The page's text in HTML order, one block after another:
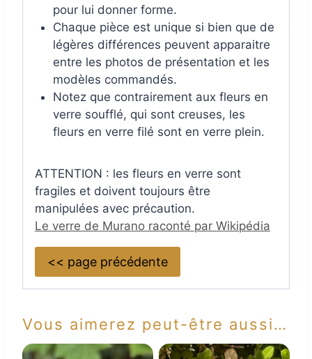
pour lui donner forme.
Chaque pièce est unique si bien que de
légères différences peuvent apparaitre
entre les photos de présentation et les
modèles commandés.
Notez que contrairement aux fleurs en
verre soufflé, qui sont creuses, les
fleurs en verre filé sont en verre plein.
ATTENTION : les fleurs en verre sont
fragiles et doivent toujours être
manipulées avec précaution.
Le verre de Murano raconté par Wikipédia
<< page précédente
Vous aimerez peut-être aussi…